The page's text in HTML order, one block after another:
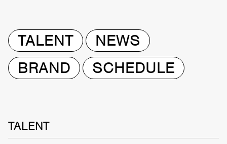
TALENT
NEWS
BRAND
SCHEDULE
TALENT